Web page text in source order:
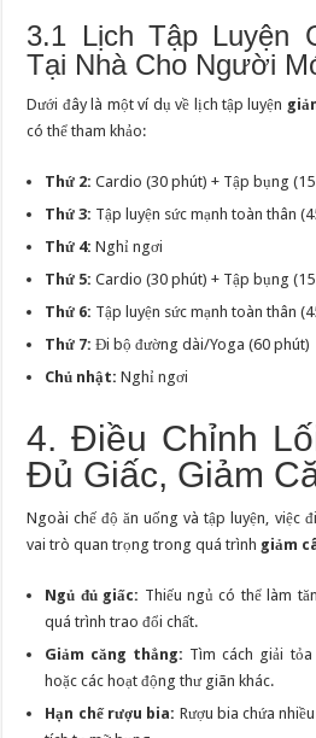
3.1 Lịch Tập Luyện
Tại Nhà Cho Người
Dưới đây là một ví dụ về lịch tập luyện
có thể tham khảo:
Thứ 2: Cardio (30 phút) + Tập bụng
Thứ 3: Tập luyện sức mạnh toàn thân
Thứ 4: Nghỉ ngơi
Thứ 5: Cardio (30 phút) + Tập bụng
Thứ 6: Tập luyện sức mạnh toàn thân
Thứ 7: Đi bộ đường dài/Yoga (60 phút)
Chủ nhật: Nghỉ ngơi
4. Điều Chỉnh
Đủ Giấc, Giảm
Ngoài chế độ ăn uống và tập luyện, việc
vai trò quan trọng trong quá trình giảm
Ngủ đủ giấc: Thiếu ngủ có thể làm
quá trình trao đổi chất.
Giảm căng thẳng: Tìm cách giải
hoặc các hoạt động thư giãn khác.
Hạn chế rượu bia: Rượu bia chứa